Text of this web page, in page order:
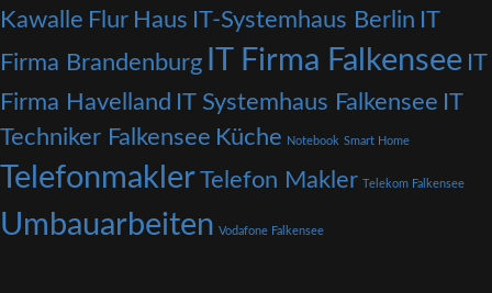
Kawalle Flur Haus IT-Systemhaus Berlin IT
Firma Brandenburg IT Firma Falkensee IT
Firma Havelland IT Systemhaus Falkensee IT
Techniker Falkensee Küche Notebook Smart Home
TelefonmaklerTelefon Makler Telekom Falkensee
Umbauarbeiten Vodafone Falkensee